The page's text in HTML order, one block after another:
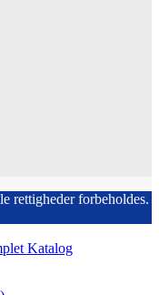
rettigheder forbeholdes.
Katalog